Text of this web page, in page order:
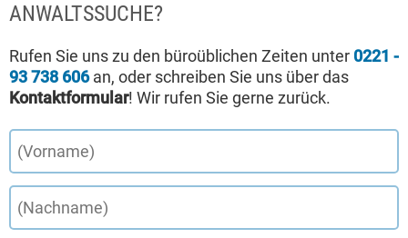
ANWALTSSUCHE?
Rufen Sie uns zu den büroüblichen Zeiten unter 0221 -
93 738 606an, oder schreiben Sie uns über das
Kontaktformular! Wir rufen Sie gerne zurück.